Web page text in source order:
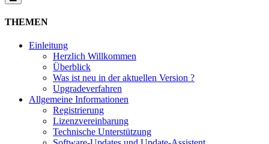
THEMEN
Einleitung
Herzlich Willkommen
Überblick
Was ist neu in der aktuellen Version ?
Upgradeverfahren
Allgemeine Informationen
Registrierung
Lizenzvereinbarung
Technische Unterstützung